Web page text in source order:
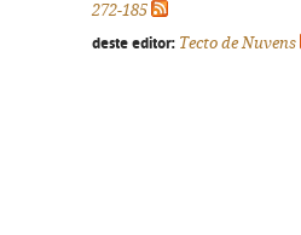
272-185
deste editor: Tecto de Nuvens